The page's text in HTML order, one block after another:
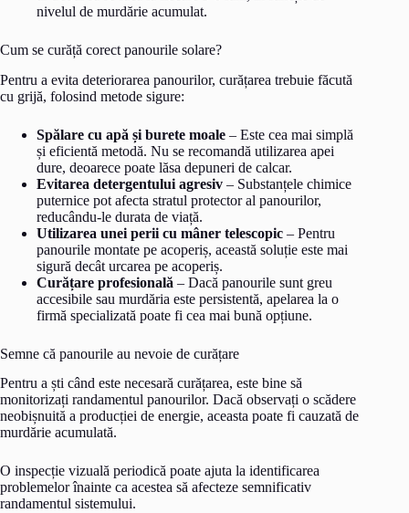
nivelul de murdărie acumulat.
Cum se curăță corect panourile solare?
Pentru a evita deteriorarea panourilor, curățarea trebuie făcută
cu grijă, folosind metode sigure:
Spălare cu apă și burete moale – Este cea mai simplă
și eficientă metodă. Nu se recomandă utilizarea apei
dure, deoarece poate lăsa depuneri de calcar.
Evitarea detergentului agresiv – Substanțele chimice
puternice pot afecta stratul protector al panourilor,
reducându-le durata de viață.
Utilizarea unei perii cu mâner telescopic – Pentru
panourile montate pe acoperiș, această soluție este mai
sigură decât urcarea pe acoperiș.
Curățare profesională – Dacă panourile sunt greu
accesibile sau murdăria este persistentă, apelarea la o
firmă specializată poate fi cea mai bună opțiune.
Semne că panourile au nevoie de curățare
Pentru a ști când este necesară curățarea, este bine să
monitorizați randamentul panourilor. Dacă observați o scădere
neobișnuită a producției de energie, aceasta poate fi cauzată de
murdărie acumulată.
O inspecție vizuală periodică poate ajuta la identificarea
problemelor înainte ca acestea să afecteze semnificativ
randamentul sistemului.